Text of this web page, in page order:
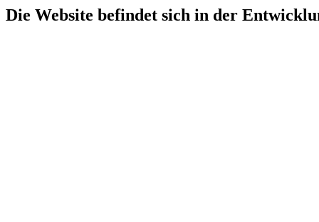
Die Website befindet sich in der